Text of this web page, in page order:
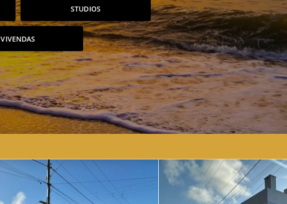
STUDIOS
VIVENDAS